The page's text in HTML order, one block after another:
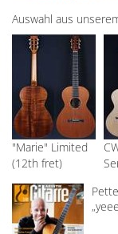
Auswahl aus
"Marie" Limited
(12th fret)